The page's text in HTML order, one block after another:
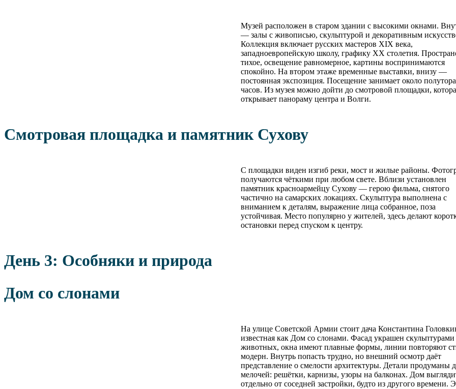
Музей расположен в старом здании с высокими окнами.
— залы с живописью, скульптурой и декоративным
Коллекция включает русских мастеров XIX века,
западноевропейскую школу, графику XX столетия.
тихое, освещение равномерное, картины воспринимаются
спокойно. На втором этаже временные выставки, внизу —
постоянная экспозиция. Посещение занимает около полутора
часов. Из музея можно дойти до смотровой площадки,
открывает панораму центра и Волги.
Смотровая площадка и памятник Сухову
С площадки виден изгиб реки, мост и жилые районы.
получаются чёткими при любом свете. Вблизи установлен
памятник красноармейцу Сухову — герою фильма, снятого
частично на самарских локациях. Скульптура выполнена с
вниманием к деталям, выражение лица собранное, поза
устойчивая. Место популярно у жителей, здесь делают
остановки перед спуском к центру.
День 3: Особняки и природа
Дом со слонами
На улице Советской Армии стоит дача Константина
известная как Дом со слонами. Фасад украшен скульптурами
животных, окна имеют плавные формы, линии повторяют
модерн. Внутрь попасть трудно, но внешний осмотр даёт
представление о смелости архитектуры. Детали продуманы
мелочей: решётки, карнизы, узоры на балконах. Дом
отдельно от соседней застройки, будто из другого времени.